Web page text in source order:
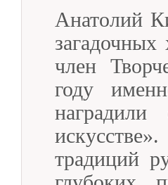
Анатолий
член
году
традиций